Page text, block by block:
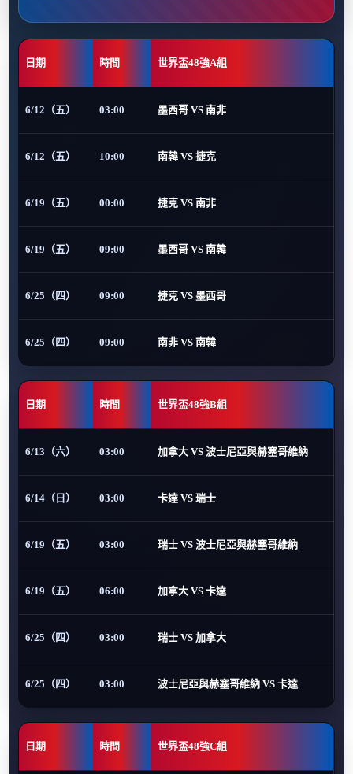
日期 時間 世界盃48強A組
6/12（五） 03:00 墨西哥 VS 南非
6/12（五） 10:00 南韓 VS 捷克
6/19（五） 00:00 捷克 VS 南非
6/19（五） 09:00 墨西哥 VS 南韓
6/25（四） 09:00 捷克 VS 墨西哥
6/25（四） 09:00 南非 VS 南韓
日期 時間 世界盃48強B組
6/13（六） 03:00 加拿大 VS 波士尼亞與赫塞哥維納
6/14（日） 03:00 卡達 VS 瑞士
6/19（五） 03:00 瑞士 VS 波士尼亞與赫塞哥維納
6/19（五） 06:00 加拿大 VS 卡達
6/25（四） 03:00 瑞士 VS 加拿大
6/25（四） 03:00 波士尼亞與赫塞哥維納 VS 卡達
日期 時間 世界盃48強C組